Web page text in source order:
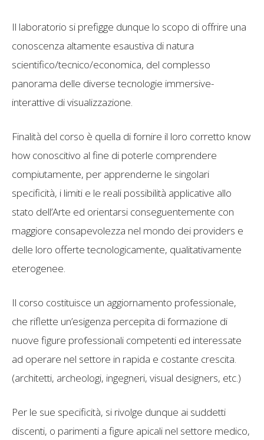
Il laboratorio si prefigge dunque lo scopo di offrire una
conoscenza altamente esaustiva di natura
scientifico/tecnico/economica, del complesso
panorama delle diverse tecnologie immersive-
interattive di visualizzazione.
Finalità del corso è quella di fornire il loro corretto know
how conoscitivo al fine di poterle comprendere
compiutamente, per apprenderne le singolari
specificità, i limiti e le reali possibilità applicative allo
stato dell’Arte ed orientarsi conseguentemente con
maggiore consapevolezza nel mondo dei providers e
delle loro offerte tecnologicamente, qualitativamente
eterogenee.
Il corso costituisce un aggiornamento professionale,
che riflette un’esigenza percepita di formazione di
nuove figure professionali competenti ed interessate
ad operare nel settore in rapida e costante crescita.
(architetti, archeologi, ingegneri, visual designers, etc.)
Per le sue specificità, si rivolge dunque ai suddetti
discenti, o parimenti a figure apicali nel settore medico,